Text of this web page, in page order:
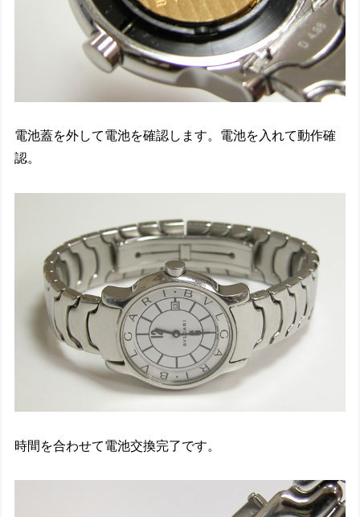
電池蓋を外して電池を確認します。電池を入れて動作確
認。
時間を合わせて電池交換完了です。